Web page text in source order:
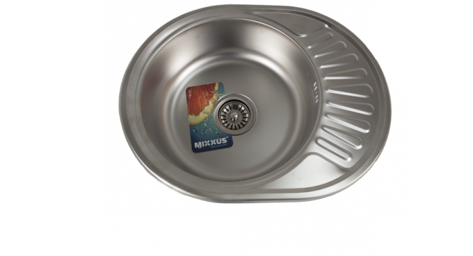
Hidrofor cu pompa submersibila
Pompe de stropit electrice
Pompe de stropit manuale